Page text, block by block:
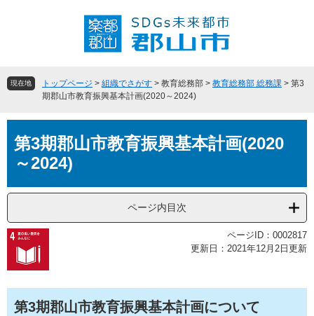
頭
飛現在地 トップページ > 組織でさがす > 教育総務部 > 教育総務部 総務課 > 第3
期郡山市教育振興基本計画(2020～2024)
文第3期郡山市教育振興基本計画(2020
～2024)
ページ内目次
ページID：0002817
更新日：2021年12月2日更新
第3期郡山市教育振興基本計画について